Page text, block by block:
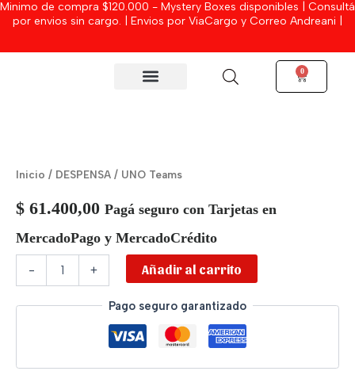
Ir
Minimo de compra $120.000 - Mystery Boxes disponibles | Consultá
por envios sin cargo. | Envios por ViaCargo y Correo Andreani |
0
Cart
Inicio / DESPENSA / UNO Teams
$ 61.400,00 Pagá seguro con Tarjetas en
MercadoPago y MercadoCrédito
- + Añadir al carrito
Pago seguro garantizado